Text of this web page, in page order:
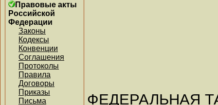
Правовые акты
Российской
Федерации
Законы
Кодексы
Конвенции
Соглашения
Протоколы
Правила
Договоры
Приказы
Письма
ФЕДЕРАЛЬНАЯ